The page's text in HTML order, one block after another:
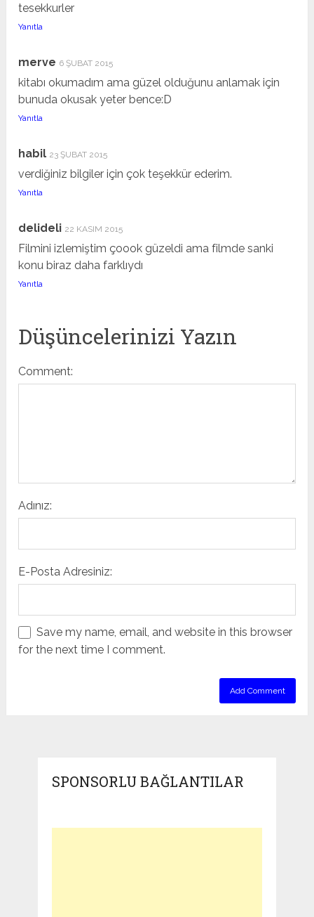
tesekkurler
Yanıtla
merve 6 ŞUBAT 2015
kitabı okumadım ama güzel olduğunu anlamak için
bunuda okusak yeter bence:D
Yanıtla
habil 23 ŞUBAT 2015
verdiğiniz bilgiler için çok teşekkür ederim.
Yanıtla
delideli 22 KASIM 2015
Filmini izlemiştim çoook güzeldi ama filmde sanki
konu biraz daha farklıydı
Yanıtla
Düşüncelerinizi Yazın
Comment:
Adınız:
E-Posta Adresiniz:
Save my name, email, and website in this browser
for the next time I comment.
SPONSORLU BAĞLANTILAR